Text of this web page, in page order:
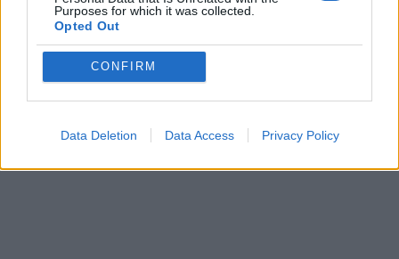
Purposes for which it was collected.
Opted Out
CONFIRM
Data Deletion Data Access Privacy Policy